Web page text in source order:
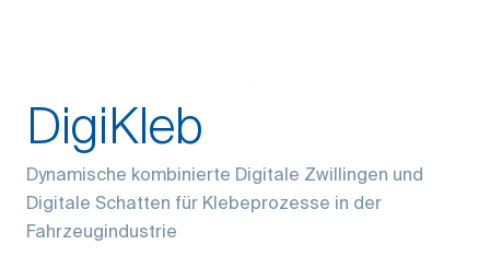
DigiKleb
Dynamische kombinierte Digitale Zwillingen und
Digitale Schatten für Klebeprozesse in der
Fahrzeugindustrie